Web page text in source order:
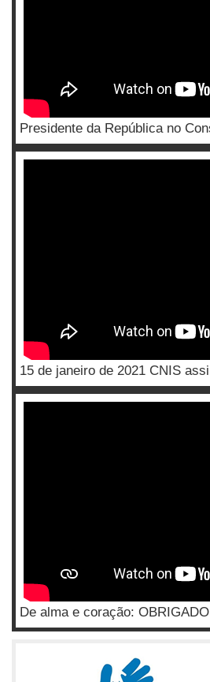
Presidente da República no
15 de janeiro de 2021 CNIS
De alma e coração: